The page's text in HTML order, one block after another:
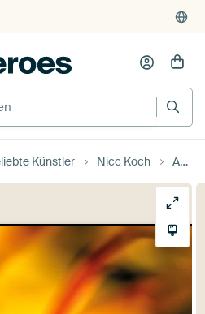
Künstler Nicc Koch Ahornblätter im Herbst